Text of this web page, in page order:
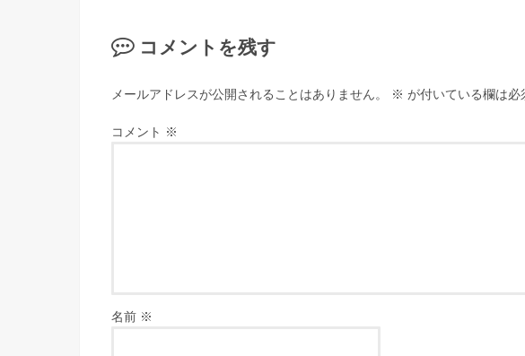
コメントを残す
メールアドレスが公開されることはありません。 ※ が付いている欄は必
コメント ※
名前 ※